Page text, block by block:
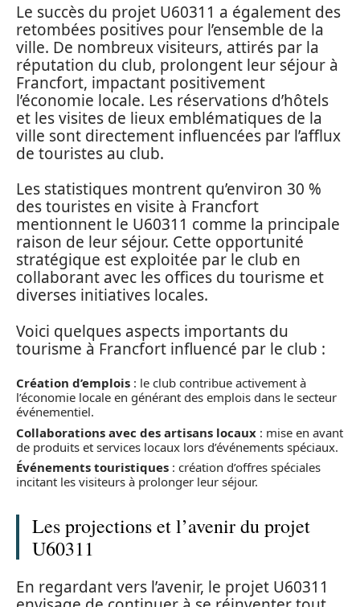
Le succès du projet U60311 a également des
retombées positives pour l’ensemble de la
ville. De nombreux visiteurs, attirés par la
réputation du club, prolongent leur séjour à
Francfort, impactant positivement
l’économie locale. Les réservations d’hôtels
et les visites de lieux emblématiques de la
ville sont directement influencées par l’afflux
de touristes au club.
Les statistiques montrent qu’environ 30 %
des touristes en visite à Francfort
mentionnent le U60311 comme la principale
raison de leur séjour. Cette opportunité
stratégique est exploitée par le club en
collaborant avec les offices du tourisme et
diverses initiatives locales.
Voici quelques aspects importants du
tourisme à Francfort influencé par le club :
Création d’emplois : le club contribue activement à
l’économie locale en générant des emplois dans le secteur
événementiel.
Collaborations avec des artisans locaux : mise en avant
de produits et services locaux lors d’événements spéciaux.
Événements touristiques : création d’offres spéciales
incitant les visiteurs à prolonger leur séjour.
Les projections et l’avenir du projet
U60311
En regardant vers l’avenir, le projet U60311